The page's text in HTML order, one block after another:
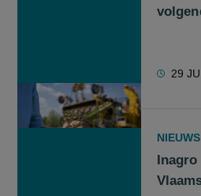
29
NIEUWS